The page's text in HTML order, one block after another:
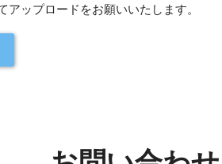
ップロードをお願いいたします。